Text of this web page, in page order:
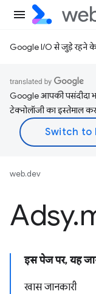
Google I/O से जुड़े रहने के
Google आपकी पसंदीदा
टेक्नोलॉजी का इस्तेमाल
web.dev
Adsy.
इस पेज पर, यह
खास जानकारी